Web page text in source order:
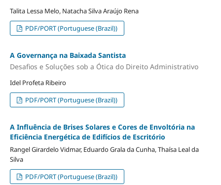
Talita Lessa Melo, Natacha Silva Araújo Rena
PDF/PORT (Portuguese (Brazil))
A Governança na Baixada Santista
Desafios e Soluções sob a Ótica do Direito Administrativo
Idel Profeta Ribeiro
PDF/PORT (Portuguese (Brazil))
A Influência de Brises Solares e Cores de Envoltória na
Eficiência Energética de Edifícios de Escritório
Rangel Girardelo Vidmar, Eduardo Grala da Cunha, Thaísa Leal da
Silva
PDF/PORT (Portuguese (Brazil))